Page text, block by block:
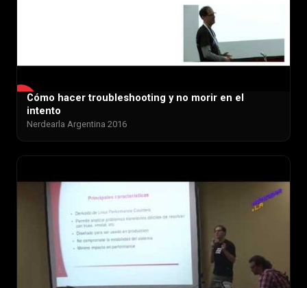
Cómo hacer troubleshooting y no morir en el
intento
Nerdearla Argentina 2016